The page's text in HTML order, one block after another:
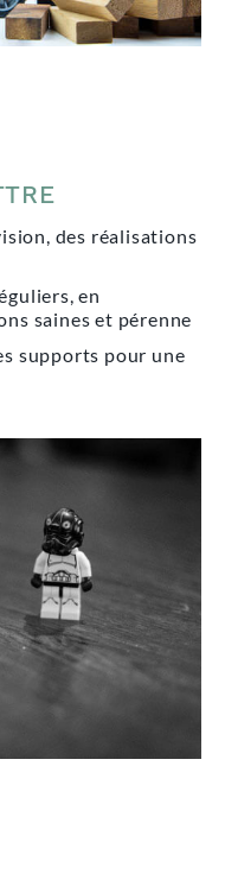
des réalisations
en
saines et pérenne
supports pour une